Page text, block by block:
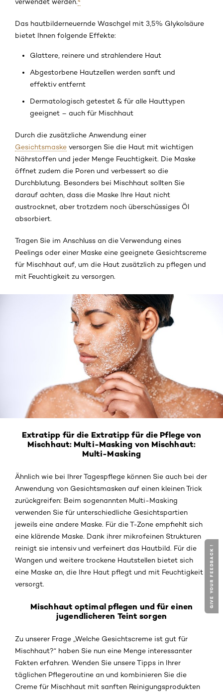
Das hautbilderneuernde Waschgel mit 3,5% Glykolsäure
bietet Ihnen folgende Effekte:
Glattere, reinere und strahlendere Haut
Abgestorbene Hautzellen werden sanft und
effektiv entfernt
Dermatologisch getestet & für alle Hauttypen
geeignet – auch für Mischhaut
Durch die zusätzliche Anwendung einer
Gesichtsmaske versorgen Sie die Haut mit wichtigen
Nährstoffen und jeder Menge Feuchtigkeit. Die Maske
öffnet zudem die Poren und verbessert so die
Durchblutung. Besonders bei Mischhaut sollten Sie
darauf achten, dass die Maske Ihre Haut nicht
austrocknet, aber trotzdem noch überschüssiges Öl
absorbiert.
Tragen Sie im Anschluss an die Verwendung eines
Peelings oder einer Maske eine geeignete Gesichtscreme
für Mischhaut auf, um die Haut zusätzlich zu pflegen und
mit Feuchtigkeit zu versorgen.
Extratipp für die Extratipp für die Pflege von
Mischhaut: Multi-Masking von Mischhaut:
Multi-Masking
Ähnlich wie bei Ihrer Tagespflege können Sie auch bei der
Anwendung von Gesichtsmasken auf einen kleinen Trick
zurückgreifen: Beim sogenannten Multi-Masking
verwenden Sie für unterschiedliche Gesichtspartien
jeweils eine andere Maske. Für die T-Zone empfiehlt sich
eine klärende Maske. Dank ihrer mikrofeinen Strukturen
reinigt sie intensiv und verfeinert das Hautbild. Für die
Wangen und weitere trockene Hautstellen bietet sich
eine Maske an, die Ihre Haut pflegt und mit Feuchtigkeit
versorgt.
Mischhaut optimal pflegen und für einen
jugendlicheren Teint sorgen
Zu unserer Frage „Welche Gesichtscreme ist gut für
Mischhaut?“ haben Sie nun eine Menge interessanter
Fakten erfahren. Wenden Sie unsere Tipps in Ihrer
täglichen Pflegeroutine an und kombinieren Sie die
Creme für Mischhaut mit sanften Reinigungsprodukten
GIVE YOUR FEEDBACK !